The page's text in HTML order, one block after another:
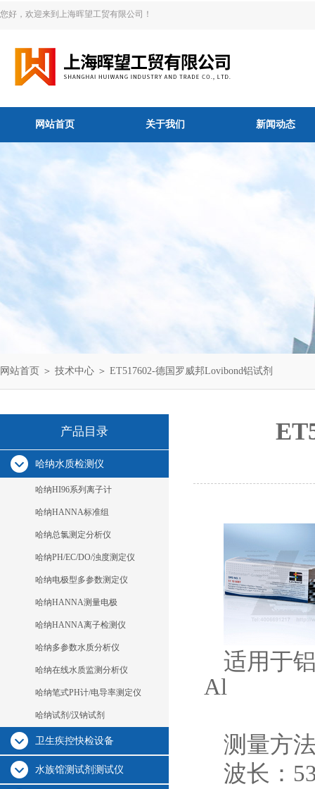
您好，欢迎来到上海晖望工贸有限公司！
网站首页 关于我们 新闻动态
网站首页 ＞ 技术中心 ＞ ET517602-德国罗威邦Lovibond铝试剂
产品目录
哈纳水质检测仪
哈纳HI96系列离子计
哈纳HANNA标准组
哈纳总氯测定分析仪
哈纳PH/EC/DO/浊度测定仪
哈纳电极型多参数测定仪
哈纳HANNA测量电极
哈纳HANNA离子检测仪
哈纳多参数水质分析仪
哈纳在线水质监测分析仪
哈纳笔式PH计/电导率测定仪
哈纳试剂/汉钠试剂
卫生疾控快检设备
水族馆测试剂测试仪
适用于
Al
测量方
波长：